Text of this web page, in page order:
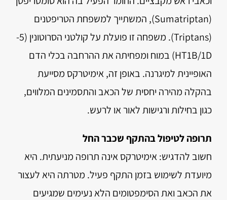
(Sumatriptan), המשתייך למשפחת הטריפטנים
(Triptans). משפחה זו פועלת על קולטני הסרוטונין (5-
HT1B/1D) במוח ומפחיתה את ההרחבה בכלי הדם
האופיינית למיגרנה. באופן זה, אימיטרקס מסייעת
בהקלה מהירה יחסית של הכאב והתסמינים המלווים,
כגון בחילות ורגישות לאור או לרעש.
תרופה לטיפול בהתקף שכבר החל
חשוב להדגיש: אימיטרקס אינה תרופה מניעתית. היא
מיועדת לשימוש בזמן התקף פעיל. מטרתה היא לעצור
את הכאב ואת הסימפטומים הלא נעימים שמגיעים